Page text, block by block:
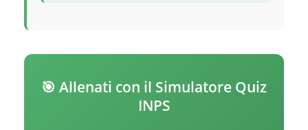
🎯 Allenati con il Simulatore Quiz
INPS